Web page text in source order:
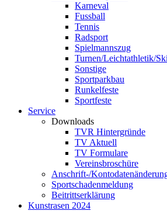
Karneval
Fussball
Tennis
Radsport
Spielmannszug
Turnen/Leichtathletik/Ski
Sonstige
Sportparkbau
Runkelfeste
Sportfeste
Service
Downloads
TVR Hintergründe
TV Aktuell
TV Formulare
Vereinsbroschüre
Anschrift-/
Sportschadenmeldung
Beitrittserklärung
Kunstrasen 2024